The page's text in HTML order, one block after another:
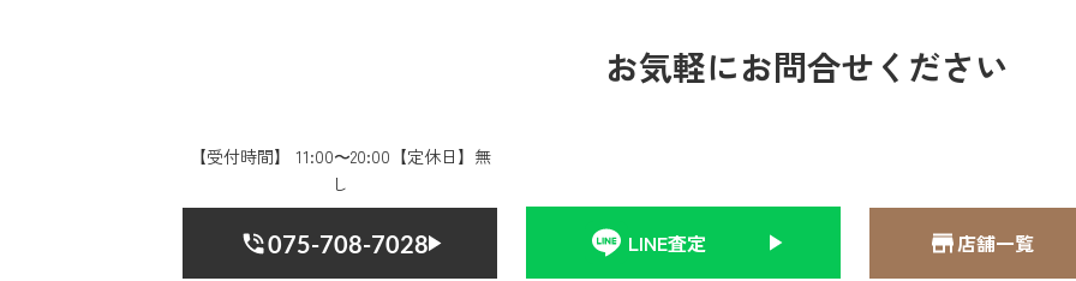
お気軽にお問合せください
【受付時間】 11:00〜20:00【定休日】無
し
075-708-7028 LINE査定 店舗一覧